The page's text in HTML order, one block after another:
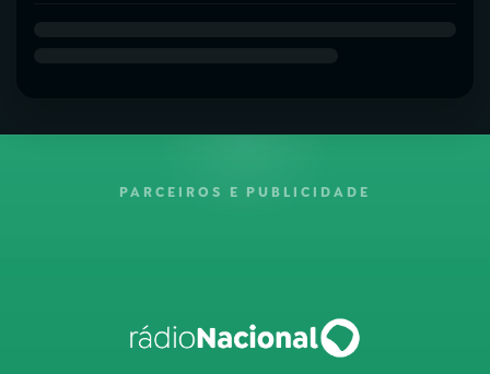
PARCEIROS E PUBLICIDADE